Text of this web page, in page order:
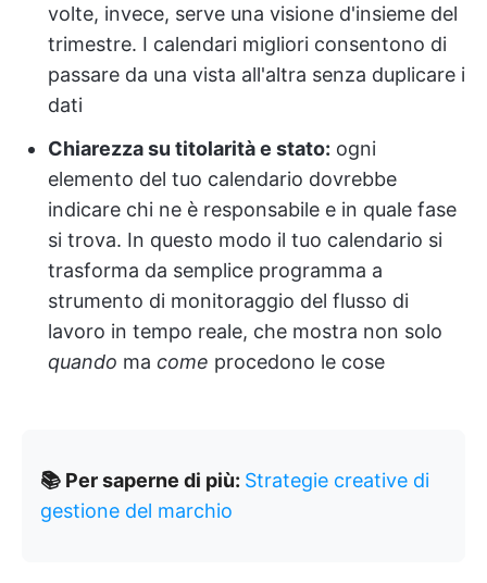
volte, invece, serve una visione d'insieme del
trimestre. I calendari migliori consentono di
passare da una vista all'altra senza duplicare i
dati
Chiarezza su titolarità e stato: ogni
elemento del tuo calendario dovrebbe
indicare chi ne è responsabile e in quale fase
si trova. In questo modo il tuo calendario si
trasforma da semplice programma a
strumento di monitoraggio del flusso di
lavoro in tempo reale, che mostra non solo
quando ma come procedono le cose
📚 Per saperne di più: Strategie creative di
gestione del marchio